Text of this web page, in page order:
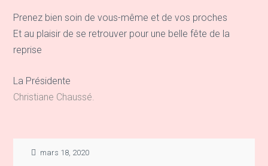
Prenez bien soin de vous-même et de vos proches
Et au plaisir de se retrouver pour une belle fête de la
reprise
La Présidente
Christiane Chaussé.
mars 18, 2020